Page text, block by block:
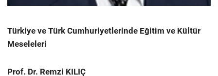
Türkiye ve Türk Cumhuriyetlerinde Eğitim ve Kültür
Meseleleri
Prof. Dr. Remzi KILIÇ